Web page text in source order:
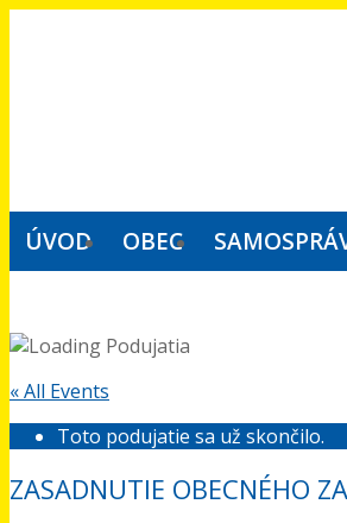
ÚVOD OBEC
« All Events
Toto podujatie sa už skončilo.
ZASADNUTIE OBECNÉHO